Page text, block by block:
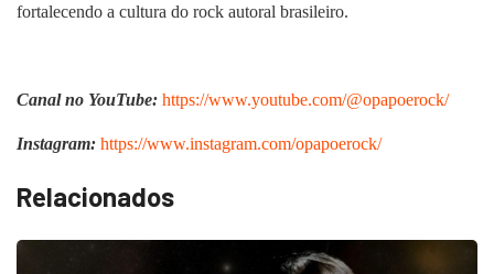
fortalecendo a cultura do rock autoral brasileiro.
Canal no YouTube: https://www.youtube.com/@opapoerock/
Instagram: https://www.instagram.com/opapoerock/
Relacionados